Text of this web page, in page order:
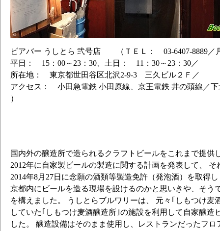
ビアバー うしとら 弐号店 （ＴＥＬ： 03-6407-8889／
平日： 15：00～23：30、土日： 11：30～23：30／
所在地： 東京都世田谷区北沢2-9-3 三久ビル２Ｆ／
アクセス： 小田急電鉄 小田原線、京王電鉄 井の頭線／
）
国内外の醸造所で造られるクラフトビールをこれまで提供
2012年に自家製ビールの製造に関する計画を発表して、 そ
2014年8月27日に念願の酒類等製造免許（発泡酒）を取得
京都内にビールを造る現場を設けるのかと思いきや、そう
を構えました。 うしとらブルワリーは、 元々｢しもつけ麦
していた｢しもつけ麦酒醸造所｣の施設を利用して自家醸造
した。 醸造設備はそのまま使用し、レストランだったフ